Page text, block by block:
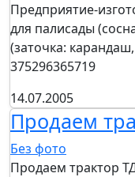
Предприятие-
для палисады
(заточка:
375296365719
14.07.2005
Продаем
Без фото
Продаем трактор